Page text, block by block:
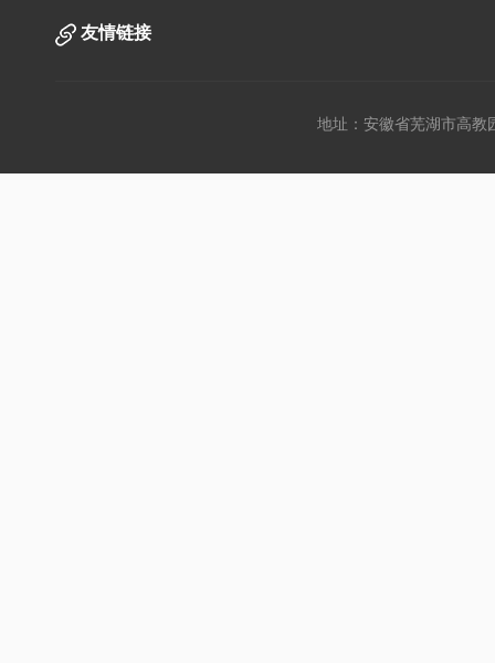
友情链接
地址：安徽省芜湖市高